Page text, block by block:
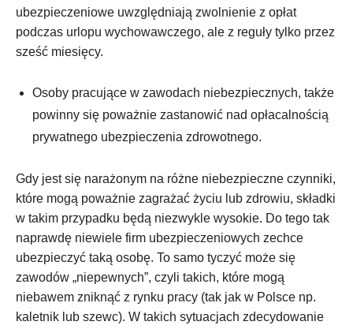
ubezpieczeniowe uwzględniają zwolnienie z opłat
podczas urlopu wychowawczego, ale z reguły tylko przez
sześć miesięcy.
Osoby pracujące w zawodach niebezpiecznych, także
powinny się poważnie zastanowić nad opłacalnością
prywatnego ubezpieczenia zdrowotnego.
Gdy jest się narażonym na różne niebezpieczne czynniki,
które mogą poważnie zagrażać życiu lub zdrowiu, składki
w takim przypadku będą niezwykle wysokie. Do tego tak
naprawdę niewiele firm ubezpieczeniowych zechce
ubezpieczyć taką osobę. To samo tyczyć może się
zawodów „niepewnych”, czyli takich, które mogą
niebawem zniknąć z rynku pracy (tak jak w Polsce np.
kaletnik lub szewc). W takich sytuacjach zdecydowanie